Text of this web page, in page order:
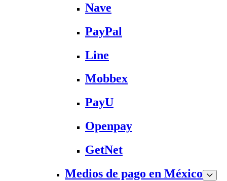
Nave
PayPal
Line
Mobbex
PayU
Openpay
GetNet
Medios de pago en México